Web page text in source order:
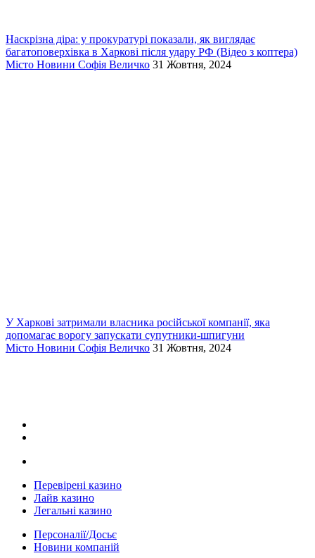
Наскрізна діра: у прокуратурі показали, як виглядає
багатоповерхівка в Харкові після удару РФ (Відео з коптера)
Місто Новини Софія Величко 31 Жовтня, 2024
У Харкові затримали власника російської компанії, яка
допомагає ворогу запускати супутники-шпигуни
Місто Новини Софія Величко 31 Жовтня, 2024
Перевірені казино
Лайв казино
Легальні казино
Персоналії/Досьє
Новини компаній